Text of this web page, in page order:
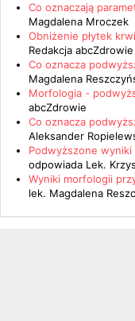
Co oznaczają
Magdalena Mroczek
Obniżenie płytek
Redakcja abcZdrowie
Co oznacza
Magdalena
Morfologia -
abcZdrowie
Co oznacza
Aleksander
Podwyższone wyniki
odpowiada Lek.
Wyniki morfologii
lek. Magdalena